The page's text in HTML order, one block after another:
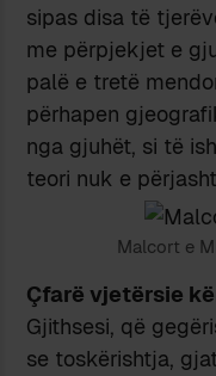
sipas disa të
me përpjekjet e
palë e tretë
përhapen
nga gjuhët, si të
teori nuk e
Malcort e
Çfarë vjetërsie
Gjithsesi, që
se toskërishtja,